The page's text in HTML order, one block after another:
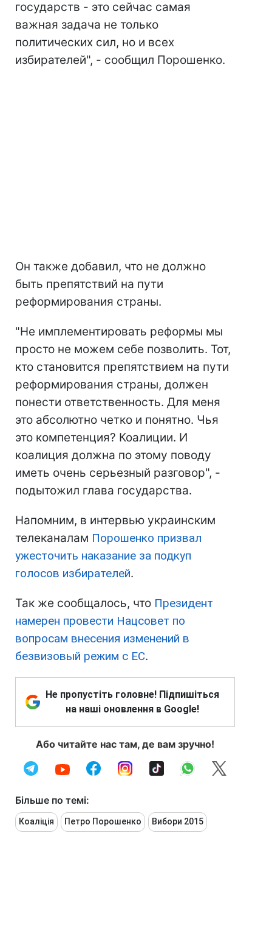
государств - это сейчас самая
важная задача не только
политических сил, но и всех
избирателей", - сообщил Порошенко.
Он также добавил, что не должно
быть препятствий на пути
реформирования страны.
"Не имплементировать реформы мы
просто не можем себе позволить. Тот,
кто становится препятствием на пути
реформирования страны, должен
понести ответственность. Для меня
это абсолютно четко и понятно. Чья
это компетенция? Коалиции. И
коалиция должна по этому поводу
иметь очень серьезный разговор", -
подытожил глава государства.
Напомним, в интервью украинским
телеканалам Порошенко призвал
ужесточить наказание за подкуп
голосов избирателей.
Так же сообщалось, что Президент
намерен провести Нацсовет по
вопросам внесения изменений в
безвизовый режим с ЕС.
Не пропустіть головне! Підпишіться
на наші оновлення в Google!
Або читайте нас там, де вам зручно!
Більше по темі:
Коаліція Петро Порошенко Вибори 2015